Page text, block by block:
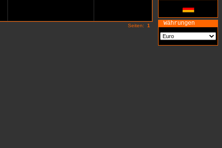
Seiten: 1 Währungen